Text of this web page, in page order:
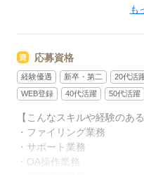
・傷病手当金申請業務（事
・退職、育児・介護、高年
・労働保険調定作業補佐（
・伝票発行業務
・文書・帳票管理
・社員からの問い合せ対応
・郵便物の仕分け
こちらのお仕事の他にも様
ていただいております。
も
応募資格
経験優遇 新卒・第二 20代活
WEB登録
40代活躍 50代活躍
【こんなスキルや経験のあ
・ファイリング業務
・サポート業務
・OA操作業務